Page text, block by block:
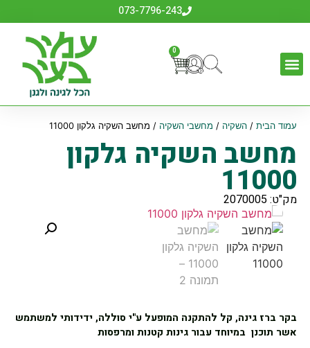
073-7796-243
0
עמוד הבית/ השקיה / מחשבי השקיה / מחשב השקיה גלקון 11000
מחשב השקיה גלקון
11000
מק"ט: 2070005
בקר ברז גינה, קל להתקנה המופעל ע"י סוללה, ידידותי למשתמש
אשר תוכנן במיוחד עבור גינות קטנות ומרפסות